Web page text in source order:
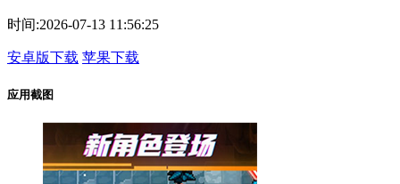
时间:2026-07-13 11:56:25
安卓版下载 苹果下载
应用截图